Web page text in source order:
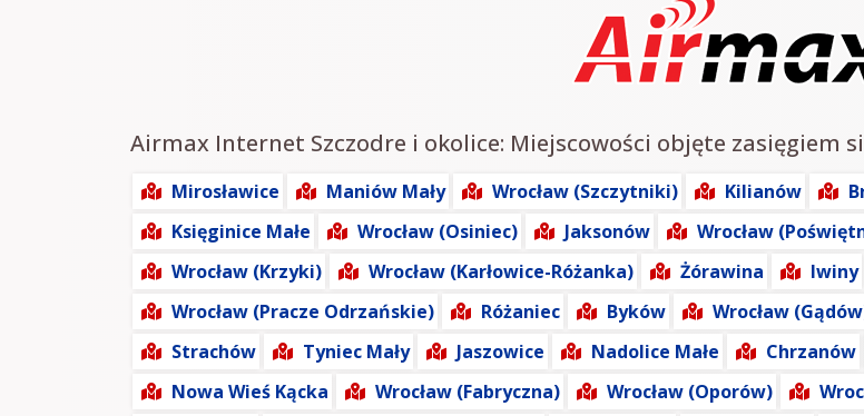
Airmax Internet Szczodre i okolice: Miejscowości objęte zasięgiem
Mirosławice Maniów Mały Wrocław (Szczytniki) Kilianów
Księginice Małe
Wrocław (Osiniec) Jaksonów Wrocław
Wrocław (Krzyki)
Wrocław (Karłowice-Różanka) Żórawina Iwiny
Wrocław (Pracze Odrzańskie)
Różaniec Byków Wrocław
Strachów
Tyniec Mały Jaszowice Nadolice Małe Chrzanów
Nowa Wieś Kącka
Wrocław (Fabryczna) Wrocław (Oporów)